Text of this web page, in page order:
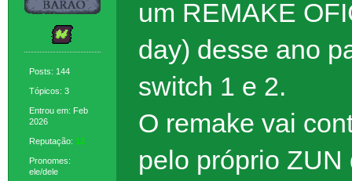
Posts: 144
Tópicos: 3
Entrou em: Feb
2026
Reputação: 12
Pronomes:
ele/dele
um REMAKE
day) desse ano
switch 1 e 2.
O remake vai
pelo próprio